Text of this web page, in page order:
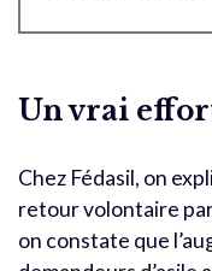
Un vrai
Chez Fédasil, on
retour volontaire
on constate que